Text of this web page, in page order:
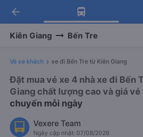
Tải app Vexere ngay!
Nhận ưu đãi thành viên độc
Tải app Vexere
-30k/ghế khi đặt vé máy bay
arrow_back
Kiên Giang Bến Tre
Vé xe khách xe đi Bến Tre từ Kiên Giang
Đặt mua vé xe 4 nhà xe đi Bến
Giang chất lượng cao và giá vé
chuyến mỗi ngày
Vexere Team
Ngày cập nhật: 07/08/2026